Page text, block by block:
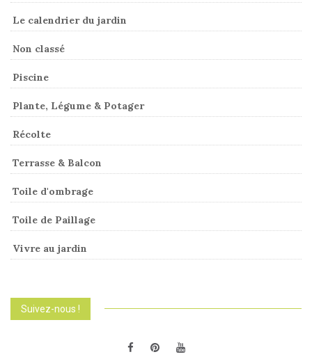
Le calendrier du jardin
Non classé
Piscine
Plante, Légume & Potager
Récolte
Terrasse & Balcon
Toile d'ombrage
Toile de Paillage
Vivre au jardin
Suivez-nous !